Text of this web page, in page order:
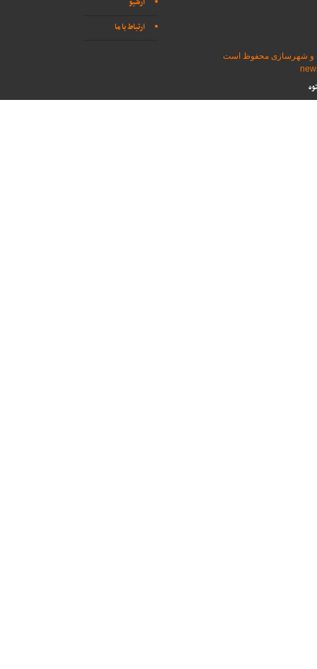
ارتباط با ما
و شهرسازی محفوظ است